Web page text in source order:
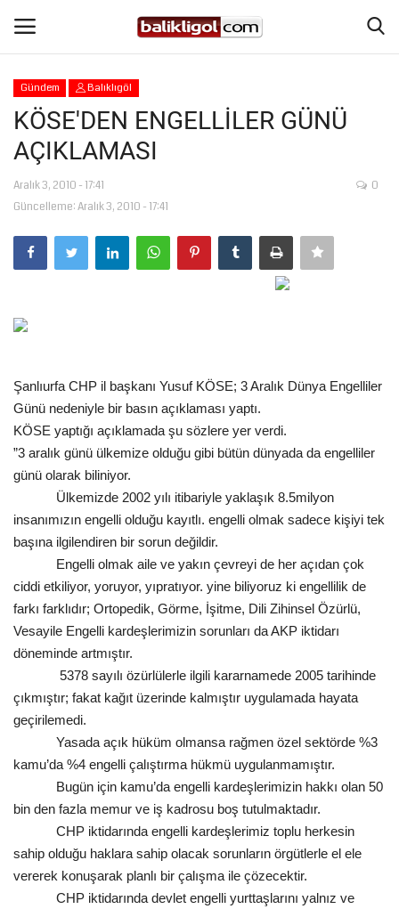
Giriş Yap Kaydol
Anasayfa
Köşe Yazıları
Magazin
Spor
Gündem
Tekno Bilim
Ekonomi
Siyaset
Galeriler
Yaşam
Künye
İletişim
Kültür Sanat
Gündem Balıklıgöl
KÖSE'DEN ENGELLİLER GÜNÜ
AÇIKLAMASI
Aralık 3, 2010 - 17:41
Güncelleme: Aralık 3, 2010 - 17:41
0
Şanlıurfa CHP il başkanı Yusuf KÖSE; 3 Aralık Dünya Engelliler
Günü nedeniyle bir basın açıklaması yaptı.
KÖSE yaptığı açıklamada şu sözlere yer verdi.
”3 aralık günü ülkemize olduğu gibi bütün dünyada da engelliler
günü olarak biliniyor.
Ülkemizde 2002 yılı itibariyle yaklaşık 8.5milyon
insanımızın engelli olduğu kayıtlı. engelli olmak sadece kişiyi tek
başına ilgilendiren bir sorun değildir.
Engelli olmak aile ve yakın çevreyi de her açıdan çok
ciddi etkiliyor, yoruyor, yıpratıyor. yine biliyoruz ki engellilik de
farkı farklıdır; Ortopedik, Görme, İşitme, Dili Zihinsel Özürlü,
Vesayile Engelli kardeşlerimizin sorunları da AKP iktidarı
döneminde artmıştır.
5378 sayılı özürlülerle ilgili kararnamede 2005 tarihinde
çıkmıştır; fakat kağıt üzerinde kalmıştır uygulamada hayata
geçirilemedi.
Yasada açık hüküm olmansa rağmen özel sektörde %3
kamu’da %4 engelli çalıştırma hükmü uygulanmamıştır.
Bugün için kamu’da engelli kardeşlerimizin hakkı olan 50
bin den fazla memur ve iş kadrosu boş tutulmaktadır.
CHP iktidarında engelli kardeşlerimiz toplu herkesin
sahip olduğu haklara sahip olacak sorunların örgütlerle el ele
vererek konuşarak planlı bir çalışma ile çözecektir.
CHP iktidarında devlet engelli yurttaşlarını yalnız ve